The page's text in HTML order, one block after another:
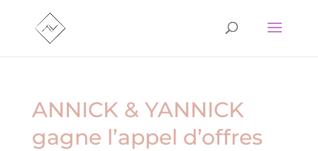
ANNICK & YANNICK
gagne l’appel d’offres